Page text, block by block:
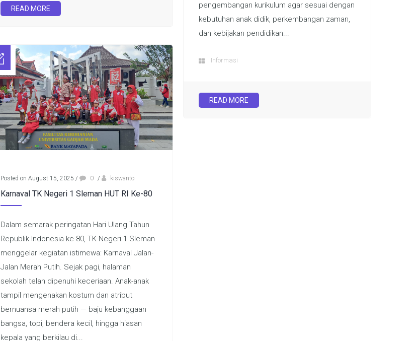
READ MORE
pengembangan kurikulum agar sesuai dengan
kebutuhan anak didik, perkembangan zaman,
dan kebijakan pendidikan...
Informasi
READ MORE
Posted on August 15, 2025 / 0 / kiswanto
Karnaval TK Negeri 1 Sleman HUT RI Ke-80
Dalam semarak peringatan Hari Ulang Tahun
Republik Indonesia ke-80, TK Negeri 1 Sleman
menggelar kegiatan istimewa: Karnaval Jalan-
Jalan Merah Putih. Sejak pagi, halaman
sekolah telah dipenuhi keceriaan. Anak-anak
tampil mengenakan kostum dan atribut
bernuansa merah putih — baju kebanggaan
bangsa, topi, bendera kecil, hingga hiasan
kepala yang berkilau di...